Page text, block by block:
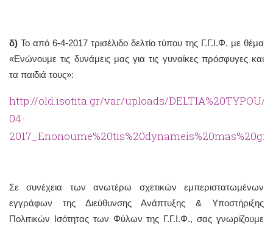
δ) Το από 6-4-2017 τρισέλιδο δελτίο τύπου της Γ.Γ.Ι.Φ. με θέμα
«Ενώνουμε τις δυνάμεις μας για τις γυναίκες πρόσφυγες και
τα παιδιά τους»:
http://old.isotita.gr/var/uploads/DELTIA%20TYPOU/
04-
Σε συνέχεια των ανωτέρω σχετικών εμπεριστατωμένων
εγγράφων της Διεύθυνσης Ανάπτυξης & Υποστήριξης
Πολιτικών Ισότητας των Φύλων της Γ.Γ.Ι.Φ., σας γνωρίζουμε